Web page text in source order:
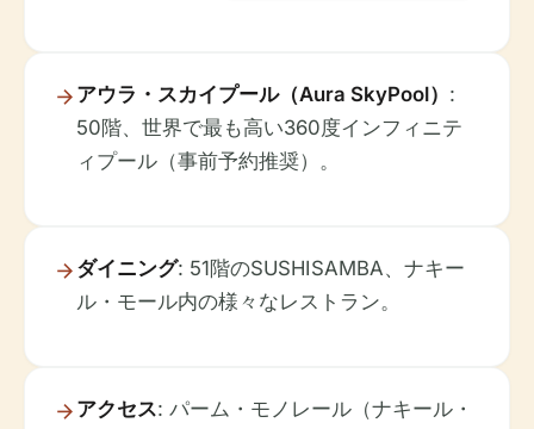
アウラ・スカイプール（Aura SkyPool） :
50階、世界で最も高い360度インフィニテ
ィプール（事前予約推奨）。
ダイニング: 51階のSUSHISAMBA、ナキー
ル・モール内の様々なレストラン。
アクセス: パーム・モノレール（ナキール・